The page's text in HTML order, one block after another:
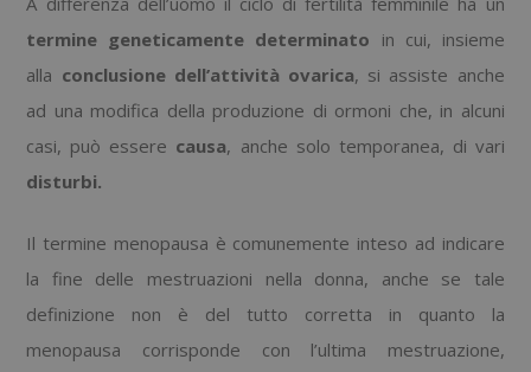
termine geneticamente determinato in cui, insieme
alla conclusione dell’attività ovarica, si assiste anche
ad una modifica della produzione di ormoni che, in alcuni
casi, può essere causa, anche solo temporanea, di vari
disturbi.
Il termine menopausa è comunemente inteso ad indicare
la fine delle mestruazioni nella donna, anche se tale
definizione non è del tutto corretta in quanto la
menopausa corrisponde con l’ultima mestruazione,